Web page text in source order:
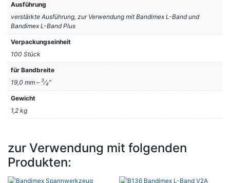
Ausführung
verstärkte Ausführung, zur Verwendung mit Bandimex L-Band und
Bandimex L-Band Plus
Verpackungseinheit
100 Stück
für Bandbreite
19,0 mm – 3⁄4″
Gewicht
1,2 kg
zur Verwendung mit folgenden
Produkten: